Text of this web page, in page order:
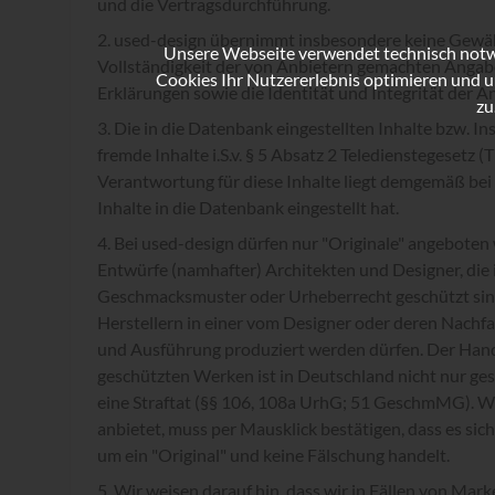
used-design übernimmt insbesondere keine
Vollständigkeit der von Anbietern gemachten
Erklärungen sowie die Identität und Integrität der
Die in die Datenbank eingestellten Inhalte bzw.
fremde Inhalte i.S.v. § 5 Absatz 2 Teledienstegesetz
Verantwortung für diese Inhalte liegt demgemäß
Inhalte in die Datenbank eingestellt hat.
Bei used-design dürfen nur "Originale"
Entwürfe (namhafter) Architekten und Designer, die
Geschmacksmuster oder Urheberrecht geschützt
Herstellern in einer vom Designer oder deren
und Ausführung produziert werden dürfen. Der
geschützten Werken ist in Deutschland nicht nur
eine Straftat (§§ 106, 108a UrhG; 51 GeschmMG).
anbietet, muss per Mausklick bestätigen, dass es
um ein "Original" und keine Fälschung handelt.
Wir weisen darauf hin, dass wir in Fällen von
Unsere Webseite verwendet technisch
Cookies Ihr Nutzererlebnis optimieren und